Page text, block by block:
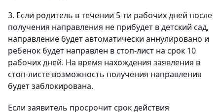
3. Если родитель в течении 5-ти рабочих дней после
получения направления не прибудет в детский сад,
направление будет автоматически аннулировано и
ребенок будет направлен в стоп-лист на срок 10
рабочих дней. На время нахождения заявления в
стоп-листе возможность получения направления
будет заблокирована.
Если заявитель просрочит срок действия